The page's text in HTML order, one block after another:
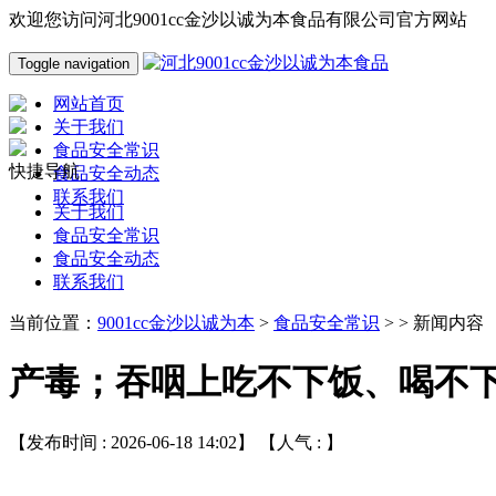
欢迎您访问河北9001cc金沙以诚为本食品有限公司官方网站
Toggle navigation
网站首页
关于我们
食品安全常识
食品安全动态
联系我们
快捷导航
关于我们
食品安全常识
食品安全动态
联系我们
当前位置： 9001cc金沙以诚为本 > 食品安全常识 > > 新闻内容
产毒；吞咽上吃不下饭、喝不
【发布时间 : 2026-06-18 14:02】 【人气 : 】